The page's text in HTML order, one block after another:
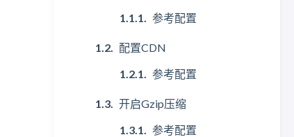
参考配置
配置CDN
参考配置
开启Gzip压缩
参考配置